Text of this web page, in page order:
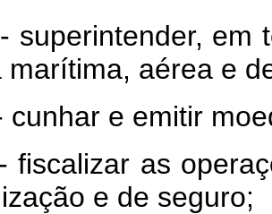
superintender, em
marítima, aérea e
cunhar e emitir
fiscalizar as
e de seguro;